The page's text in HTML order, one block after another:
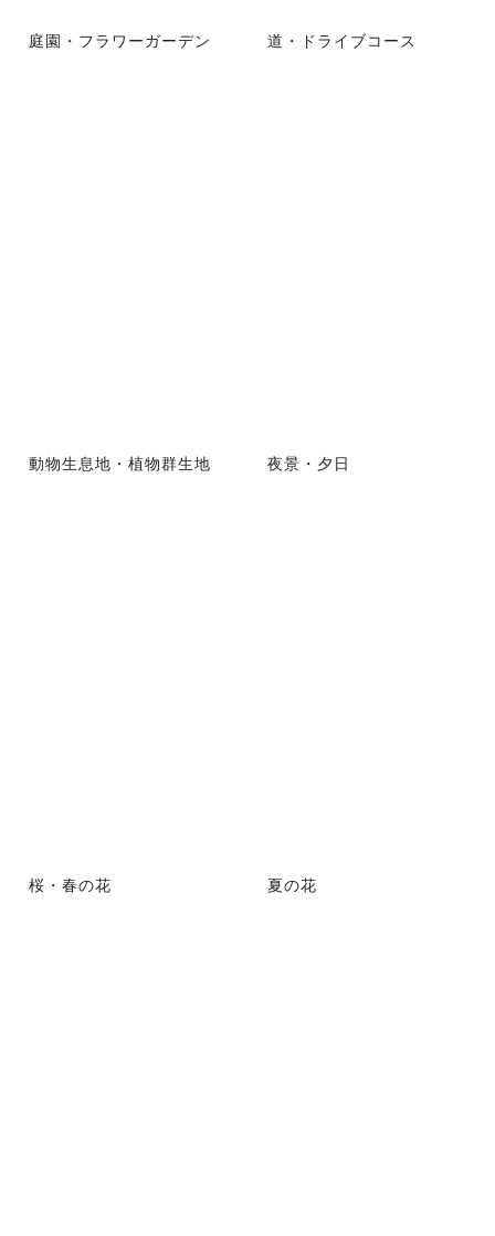
庭園・フラワーガーデン 道・ドライブコース
動物生息地・植物群生地 夜景・夕日
桜・春の花 夏の花